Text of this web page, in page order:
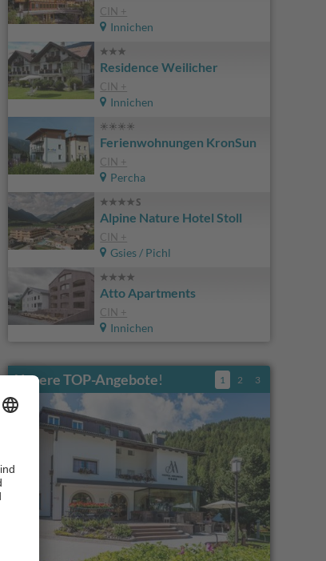
CIN +
Innichen
Residence Weilicher
CIN +
Innichen
Ferienwohnungen KronSun
CIN +
Percha
Alpine Nature Hotel Stoll
CIN +
Gsies / Pichl
Atto Apartments
CIN +
Innichen
Unsere TOP-Angebote! 1 2 3